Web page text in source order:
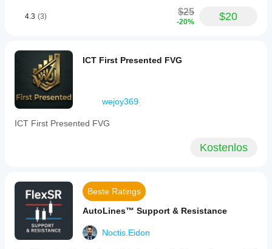
4.3 (3) $25
-20% $20
ICT First Presented FVG
wejoy369
ICT First Presented FVG
Kostenlos
Beste Ratings
AutoLines™ Support & Resistance
Noctis.Eidon